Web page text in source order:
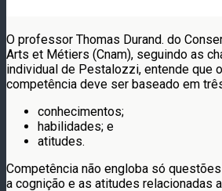
O professor Thomas Durand. do
Arts et Métiers (Cnam), seguindo as
individual de Pestalozzi, entende que
competência deve ser baseado em
conhecimentos;
habilidades; e
atitudes.
Competência não engloba só
a cognição e as atitudes relacionadas